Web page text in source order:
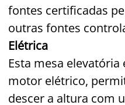
fontes certificadas
outras fontes
Elétrica
Esta mesa
motor elétrico,
descer a altura com